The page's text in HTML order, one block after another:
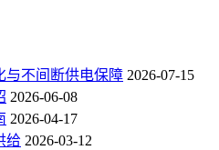
与不间断供电保障 2026-07-15
2026-06-08
2026-04-17
给 2026-03-12